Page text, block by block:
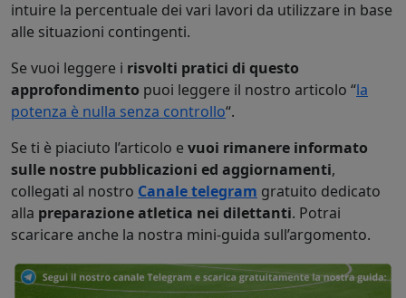
intuire la percentuale dei vari lavori da utilizzare in base
alle situazioni contingenti.
Se vuoi leggere i risvolti pratici di questo
approfondimento puoi leggere il nostro articolo “la
potenza è nulla senza controllo“.
Se ti è piaciuto l’articolo e vuoi rimanere informato
sulle nostre pubblicazioni ed aggiornamenti,
collegati al nostro Canale telegram gratuito dedicato
alla preparazione atletica nei dilettanti. Potrai
scaricare anche la nostra mini-guida sull’argomento.